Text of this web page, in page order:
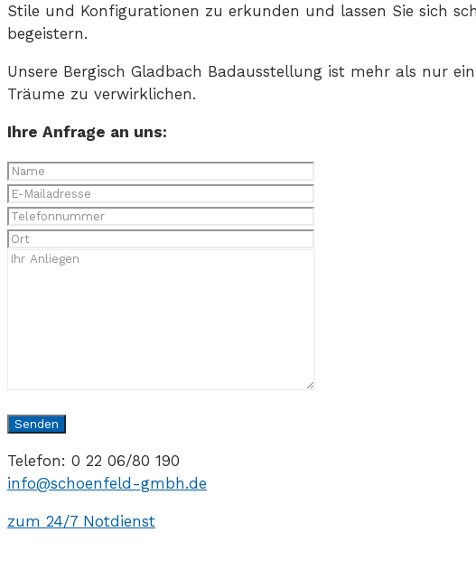
Stile und Konfigurationen zu erkunden und lassen Sie sich
begeistern.
Unsere Bergisch Gladbach Badausstellung ist mehr als nur
Träume zu verwirklichen.
Ihre Anfrage an uns:
Telefon: 0 22 06/80 190
info@schoenfeld-gmbh.de
zum 24/7 Notdienst